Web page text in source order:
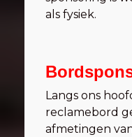
als fysiek.
Langs ons
reclamebord
afmetingen